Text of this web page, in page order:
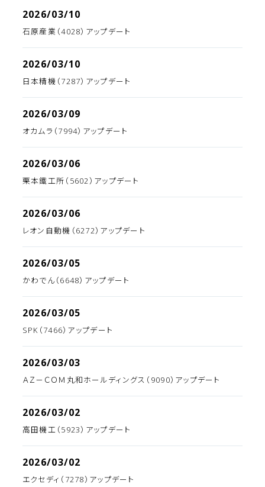
2026/03/10
石原産業（4028）アップデート
2026/03/10
日本精機（7287）アップデート
2026/03/09
オカムラ（7994）アップデート
2026/03/06
栗本鐵工所（5602）アップデート
2026/03/06
レオン自動機（6272）アップデート
2026/03/05
かわでん（6648）アップデート
2026/03/05
SPK（7466）アップデート
2026/03/03
ＡＺ－ＣＯＭ丸和ホールディングス（9090）アップデート
2026/03/02
高田機工（5923）アップデート
2026/03/02
エクセディ（7278）アップデート